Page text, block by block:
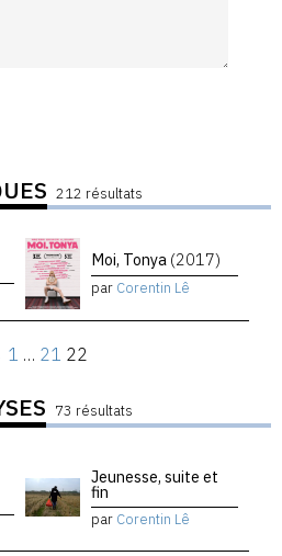
212 résultats
Moi, Tonya (2017)
par Corentin Lê
1 … 21 22
73 résultats
Jeunesse, suite et
fin
par Corentin Lê